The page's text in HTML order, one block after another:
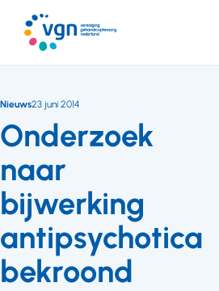
naar
hoofdinhoud
Onderzoek
naar
bijwerking
antipsychotica
bekroond
Nieuws23 juni 2014